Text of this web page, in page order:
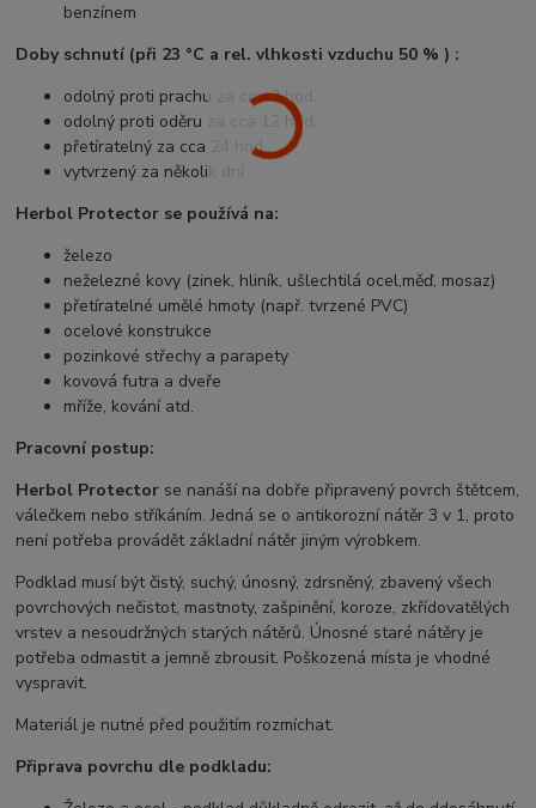
benzínem
Doby schnutí (při 23 °C a rel. vlhkosti vzduchu 50 % ) :
odolný proti prachu za cca 3 hod.
odolný proti oděru za cca 12 hod.
přetíratelný za cca 24 hod.
vytvrzený za několik dní
Herbol Protector se používá na:
železo
neželezné kovy (zinek, hliník, ušlechtilá ocel,měď, mosaz)
přetíratelné umělé hmoty (např. tvrzené PVC)
ocelové konstrukce
pozinkové střechy a parapety
kovová futra a dveře
mříže, kování atd.
Pracovní postup:
Herbol Protector se nanáší na dobře připravený povrch štětcem,
válečkem nebo stříkáním. Jedná se o antikorozní nátěr 3 v 1, proto
není potřeba provádět základní nátěr jiným výrobkem.
Podklad musí být čistý, suchý, únosný, zdrsněný, zbavený všech
povrchových nečistot, mastnoty, zašpinění, koroze, zkřídovatělých
vrstev a nesoudržných starých nátěrů. Únosné staré nátěry je
potřeba odmastit a jemně zbrousit. Poškozená místa je vhodné
vyspravit.
Materiál je nutné před použitím rozmíchat.
Připrava povrchu dle podkladu: